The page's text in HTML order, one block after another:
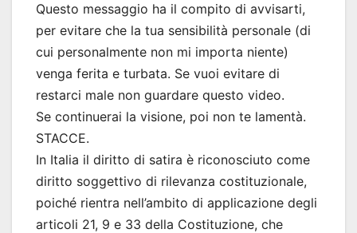
Questo messaggio ha il compito di avvisarti,
per evitare che la tua sensibilità personale (di
cui personalmente non mi importa niente)
venga ferita e turbata. Se vuoi evitare di
restarci male non guardare questo video.
Se continuerai la visione, poi non te lamentà.
STACCE.
In Italia il diritto di satira è riconosciuto come
diritto soggettivo di rilevanza costituzionale,
poiché rientra nell’ambito di applicazione degli
articoli 21, 9 e 33 della Costituzione, che